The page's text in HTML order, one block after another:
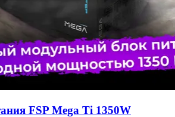
FSP Mega Ti 1350W